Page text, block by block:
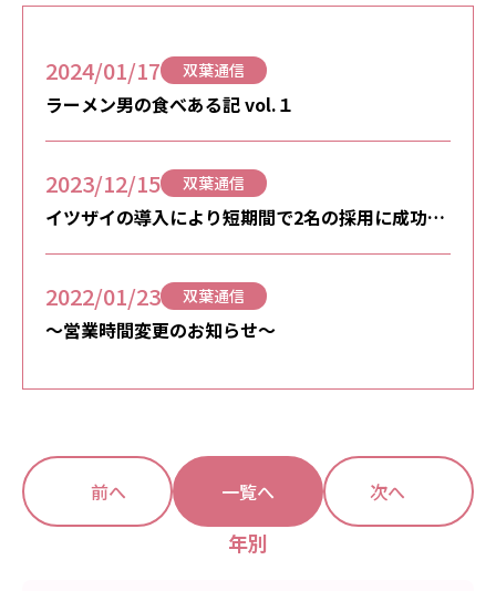
2024/01/17 双葉通信
ラーメン男の食べある記 vol.１
2023/12/15 双葉通信
イツザイの導入により短期間で2名の採用に成功。
2022/01/23 双葉通信
～営業時間変更のお知らせ～
前へ 一覧へ 次へ
年別